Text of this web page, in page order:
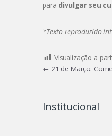
para divulgar seu
*Texto reproduzido
Visualização a
Post
← 21 de Março:
Institucional